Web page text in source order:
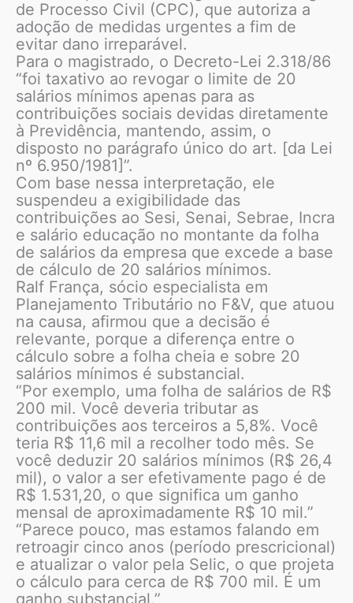
de Processo Civil (CPC), que autoriza a
adoção de medidas urgentes a fim de
evitar dano irreparável.
Para o magistrado, o Decreto-Lei 2.318/86
“foi taxativo ao revogar o limite de 20
salários mínimos apenas para as
contribuições sociais devidas diretamente
à Previdência, mantendo, assim, o
disposto no parágrafo único do art. [da Lei
nº 6.950/1981]”.
Com base nessa interpretação, ele
suspendeu a exigibilidade das
contribuições ao Sesi, Senai, Sebrae, Incra
e salário educação no montante da folha
de salários da empresa que excede a base
de cálculo de 20 salários mínimos.
Ralf França, sócio especialista em
Planejamento Tributário no F&V, que atuou
na causa, afirmou que a decisão é
relevante, porque a diferença entre o
cálculo sobre a folha cheia e sobre 20
salários mínimos é substancial.
“Por exemplo, uma folha de salários de R$
200 mil. Você deveria tributar as
contribuições aos terceiros a 5,8%. Você
teria R$ 11,6 mil a recolher todo mês. Se
você deduzir 20 salários mínimos (R$ 26,4
mil), o valor a ser efetivamente pago é de
R$ 1.531,20, o que significa um ganho
mensal de aproximadamente R$ 10 mil.”
“Parece pouco, mas estamos falando em
retroagir cinco anos (período prescricional)
e atualizar o valor pela Selic, o que projeta
o cálculo para cerca de R$ 700 mil. É um